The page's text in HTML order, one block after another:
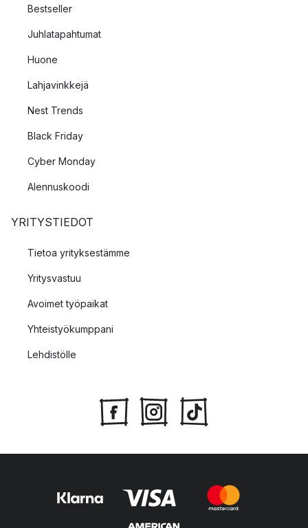
Bestseller
Juhlatapahtumat
Huone
Lahjavinkkejä
Nest Trends
Black Friday
Cyber Monday
Alennuskoodi
YRITYSTIEDOT
Tietoa yrityksestämme
Yritysvastuu
Avoimet työpaikat
Yhteistyökumppani
Lehdistölle